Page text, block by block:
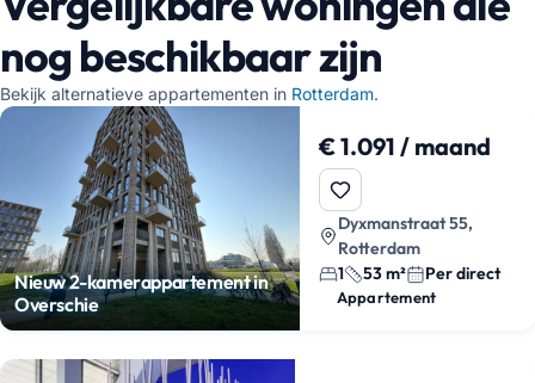
nog beschikbaar zijn
Bekijk alternatieve appartementen in Rotterdam.
Nieuw 2-kamerappartement in
Overschie
€ 1.091 / maand
Dyxmanstraat 55,
Rotterdam
1
53 m² Per direct
Appartement